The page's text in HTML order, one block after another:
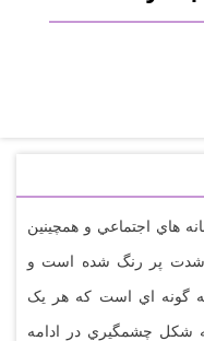
هاي اجتماعي و همچينين
شدت پر رنگ شده است و
گونه اي است که هر يک
شکل چشمگيري در ادامه